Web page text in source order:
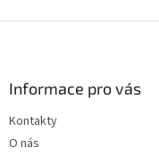
Informace pro vás
Kontakty
O nás